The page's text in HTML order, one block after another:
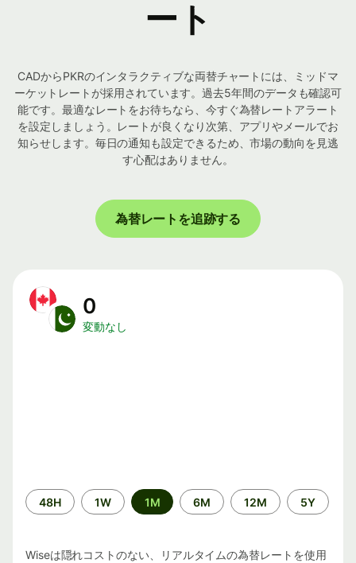
ート
CADからPKRのインタラクティブな両替チャートには、ミッドマ
ーケットレートが採用されています。過去5年間のデータも確認可
能です。最適なレートをお待ちなら、今すぐ為替レートアラート
を設定しましょう。レートが良くなり次第、アプリやメールでお
知らせします。毎日の通知も設定できるため、市場の動向を見逃
す心配はありません。
為替レートを追跡する
0
変動なし
期
間
48H 1W 1M 6M 12M 5Y
Wiseは隠れコストのない、リアルタイムの為替レートを使用